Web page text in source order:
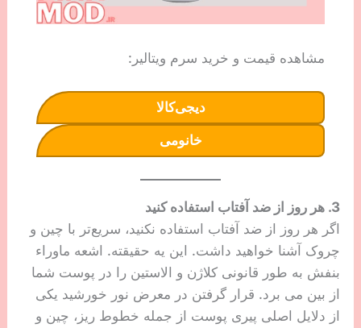
مشاهده قیمت و خرید سرم ویتالیر:
دیجی‌کالا
خانومی
3. هر روز از ضد آفتاب استفاده کنید
اگر هر روز از ضد آفتاب استفاده نکنید، سریع‌تر با چین و
چروک آشنا خواهید داشت. این یه حقیقته. اشعه ماوراء
بنفش به طور قانونی کلاژن و الاستین را در پوست شما
از بین می برد. قرار گرفتن در معرض نور خورشید یکی
از دلایل اصلی پیری پوست از جمله خطوط ریز، چین و